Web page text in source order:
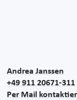
Andrea Janssen
+49 911 20671-311
Per Mail